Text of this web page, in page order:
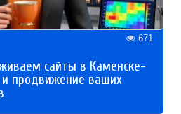
671
сайты в Каменске-
и продвижение ваших